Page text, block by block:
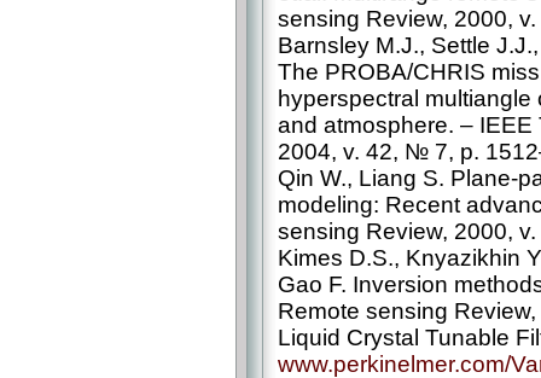
sensing Review, 2000,
Barnsley M.J., Settle
The PROBA/CHRIS
hyperspectral
and atmosphere. –
2004, v. 42, № 7, p.
Qin W., Liang S. Plane-
modeling: Recent
sensing Review, 2000,
Kimes D.S., Knyazikhin
Gao F. Inversion
Remote sensing
Liquid Crystal Tunable
www.perkinelmer.com/